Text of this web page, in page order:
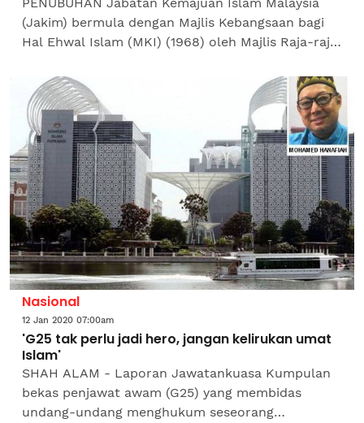
(Jakim) bermula dengan Majlis Kebangsaan bagi
Hal Ehwal Islam (MKI) (1968) oleh Majlis Raja-raja
(1974) di...
Nasional
12 Jan 2020 07:00am
'G25 tak perlu jadi hero, jangan kelirukan umat
Islam'
SHAH ALAM - Laporan Jawatankuasa Kumpulan
bekas penjawat awam (G25) yang membidas
undang-undang menghukum seseorang